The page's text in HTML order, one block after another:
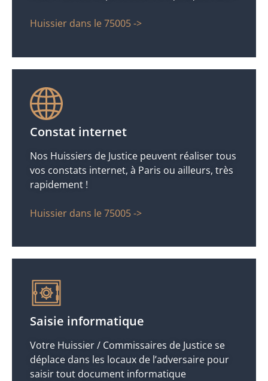
Huissier dans le 75005 ->
Constat internet
Nos Huissiers de Justice peuvent réaliser tous
vos constats internet, à Paris ou ailleurs, très
rapidement !
Huissier dans le 75005 ->
Saisie informatique
Votre Huissier / Commissaires de Justice se
déplace dans les locaux de l’adversaire pour
saisir tout document informatique